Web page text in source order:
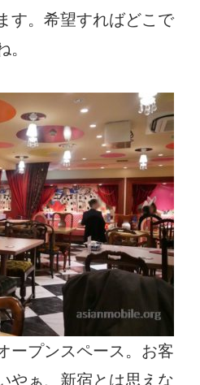
す。希望すればどこで
。
ープンスペース。お客
やぁ、新宿とは思えな